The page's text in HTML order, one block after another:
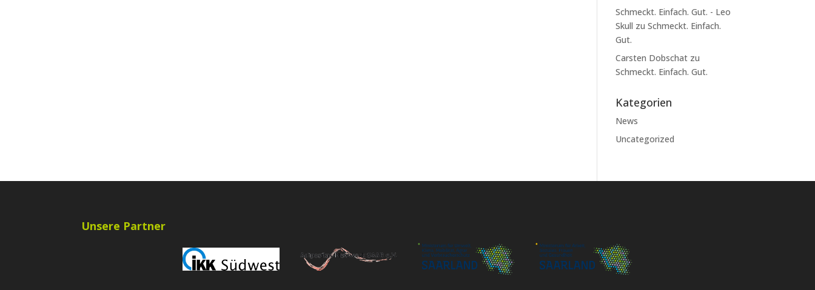
Schmeckt. Einfach. Gut. - Leo
Skull zuSchmeckt. Einfach.
Gut.
Carsten Dobschat zu
Schmeckt. Einfach. Gut.
Kategorien
News
Uncategorized
Unsere Partner